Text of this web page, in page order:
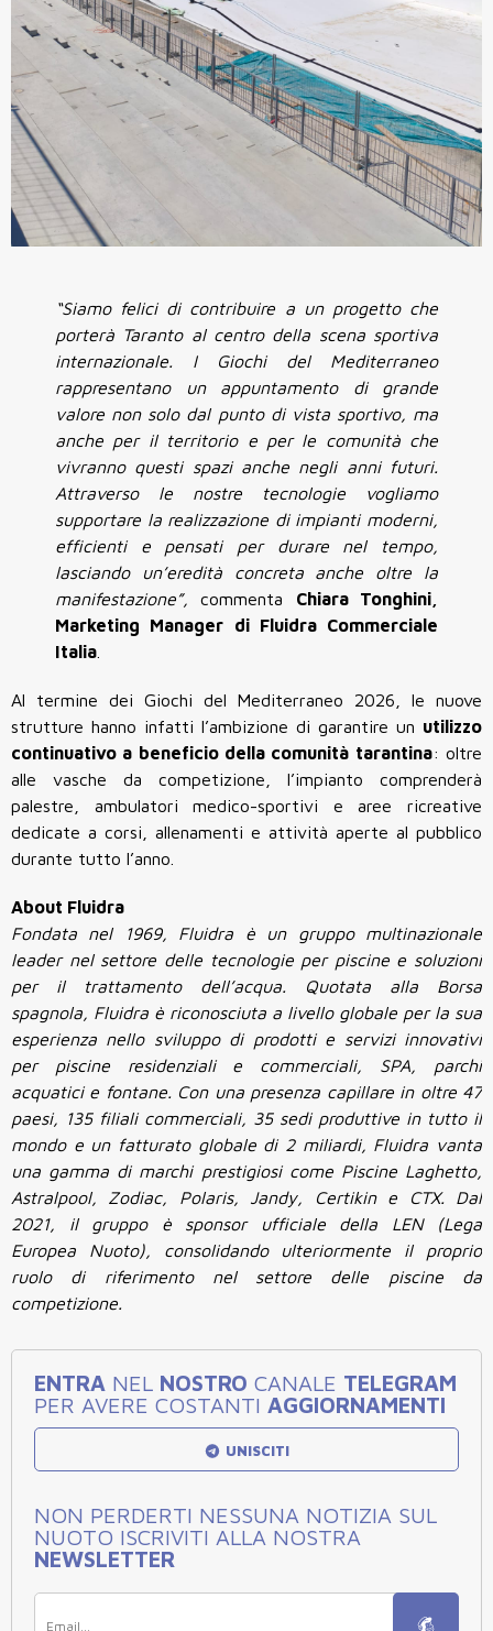
“Siamo felici di contribuire a un progetto che
porterà Taranto al centro della scena sportiva
internazionale. I Giochi del Mediterraneo
rappresentano un appuntamento di grande
valore non solo dal punto di vista sportivo, ma
anche per il territorio e per le comunità che
vivranno questi spazi anche negli anni futuri.
Attraverso le nostre tecnologie vogliamo
supportare la realizzazione di impianti moderni,
efficienti e pensati per durare nel tempo,
lasciando un’eredità concreta anche oltre la
manifestazione”, commenta Chiara Tonghini,
Marketing Manager di Fluidra Commerciale
Italia
Al termine dei Giochi del Mediterraneo 2026, le nuove
strutture hanno infatti l’ambizione di garantire un utilizzo
continuativo a beneficio della comunità tarantina: oltre
alle vasche da competizione, l’impianto comprenderà
palestre, ambulatori medico-sportivi e aree ricreative
dedicate a corsi, allenamenti e attività aperte al pubblico
durante tutto l’anno.
About Fluidra
Fondata nel 1969, Fluidra è un gruppo multinazionale
leader nel settore delle tecnologie per piscine e soluzioni
per il trattamento dell’acqua. Quotata alla Borsa
spagnola, Fluidra è riconosciuta a livello globale per la sua
esperienza nello sviluppo di prodotti e servizi innovativi
per piscine residenziali e commerciali, SPA, parchi
acquatici e fontane. Con una presenza capillare in oltre 47
paesi, 135 filiali commerciali, 35 sedi produttive in tutto il
mondo e un fatturato globale di 2 miliardi, Fluidra vanta
una gamma di marchi prestigiosi come Piscine Laghetto,
Astralpool, Zodiac, Polaris, Jandy, Certikin e CTX. Dal
2021, il gruppo è sponsor ufficiale della LEN (Lega
Europea Nuoto), consolidando ulteriormente il proprio
ruolo di riferimento nel settore delle piscine da
competizione.
ENTRA NEL NOSTRO CANALE TELEGRAM
PER AVERE COSTANTI AGGIORNAMENTI
UNISCITI
NON PERDERTI NESSUNA NOTIZIA SUL
NUOTO ISCRIVITI ALLA NOSTRA
NEWSLETTER